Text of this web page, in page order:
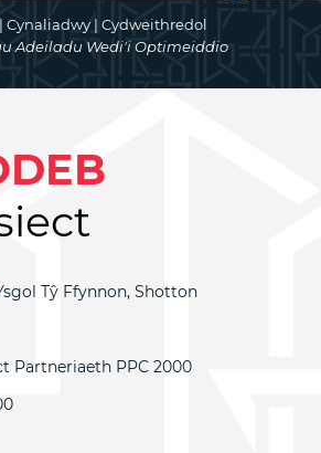
Cynaliadwy | Cydweithredol
Adeiladu Wedi'i Optimeiddio
Tŷ Ffynnon, Shotton
Partneriaeth PPC 2000